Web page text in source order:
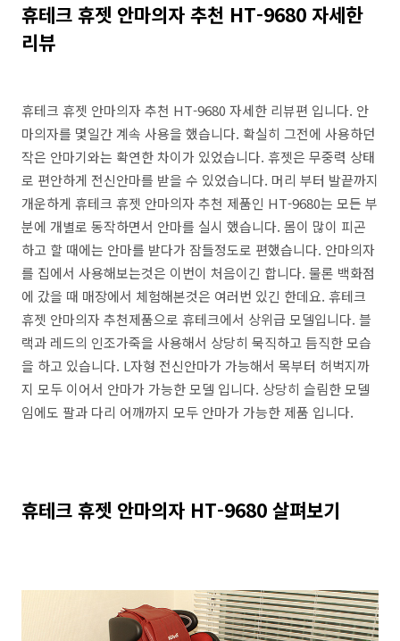
휴테크 휴젯 안마의자 추천 HT-9680 자세한
리뷰
휴테크 휴젯 안마의자 추천 HT-9680 자세한 리뷰편 입니다. 안
마의자를 몇일간 계속 사용을 했습니다. 확실히 그전에 사용하던
작은 안마기와는 확연한 차이가 있었습니다. 휴젯은 무중력 상태
로 편안하게 전신안마를 받을 수 있었습니다. 머리 부터 발끝까지
개운하게 휴테크 휴젯 안마의자 추천 제품인 HT-9680는 모든 부
분에 개별로 동작하면서 안마를 실시 했습니다. 몸이 많이 피곤
하고 할 때에는 안마를 받다가 잠들정도로 편했습니다. 안마의자
를 집에서 사용해보는것은 이번이 처음이긴 합니다. 물론 백화점
에 갔을 때 매장에서 체험해본것은 여러번 있긴 한데요. 휴테크
휴젯 안마의자 추천제품으로 휴테크에서 상위급 모델입니다. 블
랙과 레드의 인조가죽을 사용해서 상당히 묵직하고 듬직한 모습
을 하고 있습니다. L자형 전신안마가 가능해서 목부터 허벅지까
지 모두 이어서 안마가 가능한 모델 입니다. 상당히 슬림한 모델
임에도 팔과 다리 어깨까지 모두 안마가 가능한 제품 입니다.
휴테크 휴젯 안마의자 HT-9680 살펴보기